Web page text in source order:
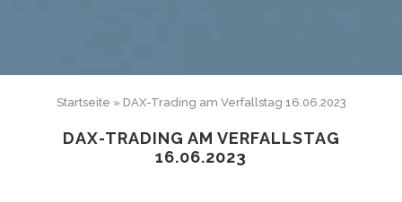
Startseite » DAX-Trading am Verfallstag 16.06.2023
DAX-TRADING AM VERFALLSTAG
16.06.2023